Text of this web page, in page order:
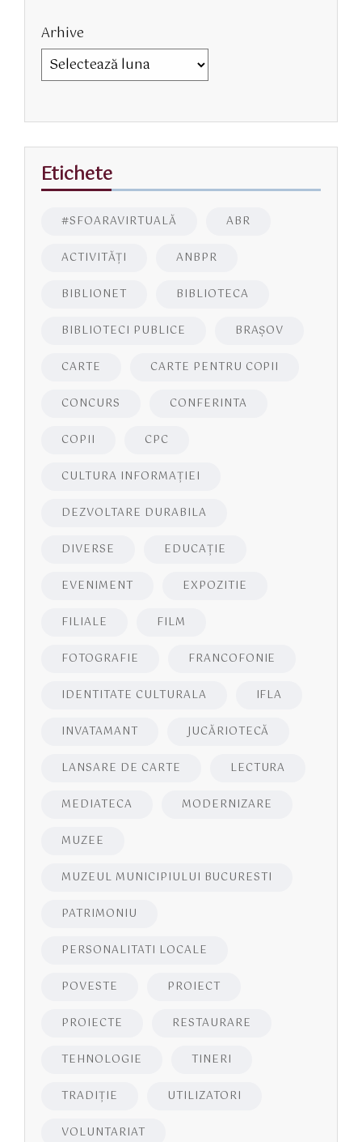
Arhive
Etichete
#SFOARAVIRTUALĂ ABR
ACTIVITĂŢI ANBPR
BIBLIONET BIBLIOTECA
BIBLIOTECI PUBLICE BRAŞOV
CARTE CARTE PENTRU COPII
CONCURS CONFERINTA
COPII CPC
CULTURA INFORMAŢIEI
DEZVOLTARE DURABILA
DIVERSE EDUCAŢIE
EVENIMENT EXPOZITIE
FILIALE FILM
FOTOGRAFIE FRANCOFONIE
IDENTITATE CULTURALA IFLA
INVATAMANT JUCĂRIOTECĂ
LANSARE DE CARTE LECTURA
MEDIATECA MODERNIZARE
MUZEE
MUZEUL MUNICIPIULUI BUCURESTI
PATRIMONIU
PERSONALITATI LOCALE
POVESTE PROIECT
PROIECTE RESTAURARE
TEHNOLOGIE TINERI
TRADIȚIE UTILIZATORI
VOLUNTARIAT